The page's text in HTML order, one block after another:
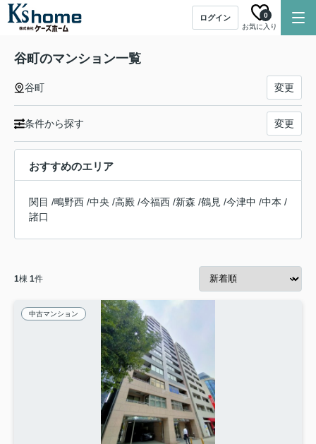
ログイン
お気に入り
0
谷町のマンション一覧
谷町 変更
条件から探す 変更
おすすめのエリア
関目 /鴫野西 /中央 /高殿 /今福西 /新森 /鶴見 /今津中 /中本 /
諸口
1棟 1件
中古マンション